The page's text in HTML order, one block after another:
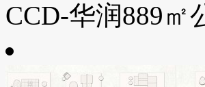
CCD-华润889㎡